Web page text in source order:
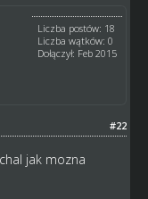
Liczba postów: 18
Liczba wątków: 0
Dołączył: Feb 2015
#22
jak mozna